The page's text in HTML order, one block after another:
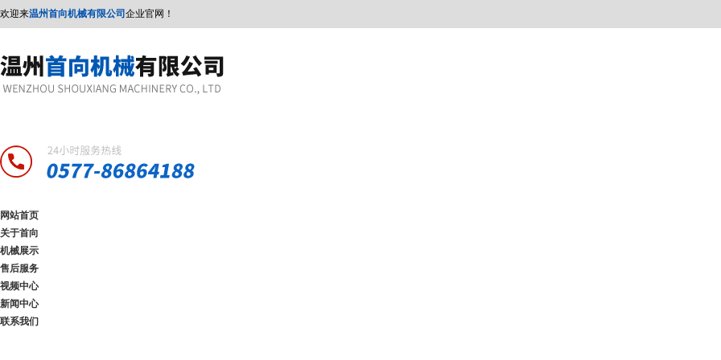
欢迎来温州首向机械有限公司 企业官网！
网站首页
关于首向
机械展示
售后服务
视频中心
新闻中心
联系我们